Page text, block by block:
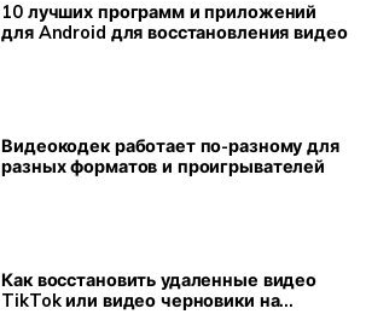
10 лучших программ и приложений
для Android для восстановления видео
Видеокодек работает по-разному для
разных форматов и проигрывателей
Как восстановить удаленные видео
TikTok или видео черновики на